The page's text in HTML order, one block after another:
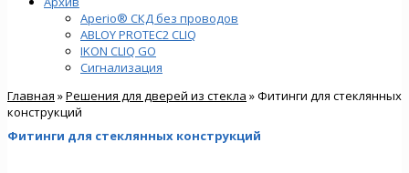
Aperio® СКД без проводов
ABLOY PROTEC2 CLIQ
IKON CLIQ GO
Сигнализация
Главная »Решения для дверей из стекла » Фитинги для стеклянных
конструкций
Фитинги для стеклянных конструкций